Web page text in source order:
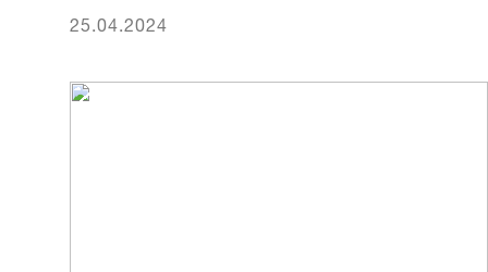
25.04.2024